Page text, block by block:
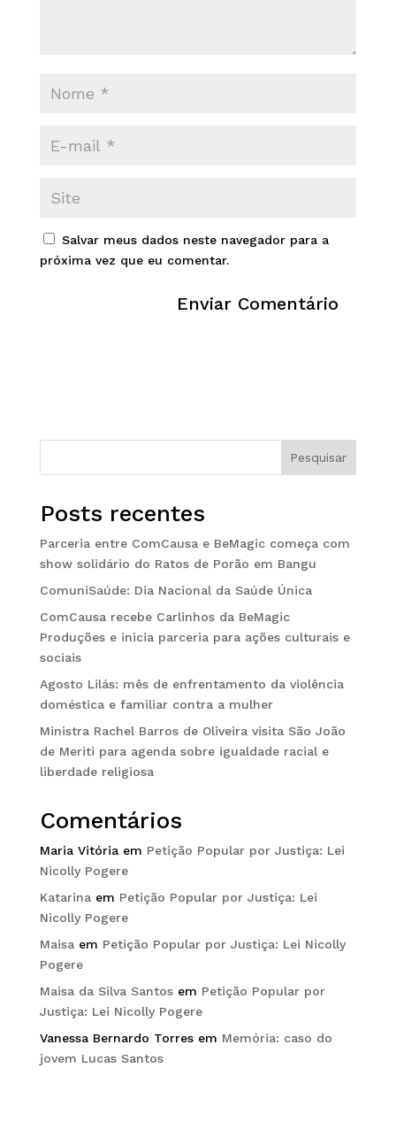
Salvar meus dados neste navegador para a
próxima vez que eu comentar.
Pesquisar
Posts recentes
Parceria entre ComCausa e BeMagic começa com
show solidário do Ratos de Porão em Bangu
ComuniSaúde: Dia Nacional da Saúde Única
ComCausa recebe Carlinhos da BeMagic
Produções e inicia parceria para ações culturais e
sociais
Agosto Lilás: mês de enfrentamento da violência
doméstica e familiar contra a mulher
Ministra Rachel Barros de Oliveira visita São João
de Meriti para agenda sobre igualdade racial e
liberdade religiosa
Comentários
Maria Vitóriaem Petição Popular por Justiça: Lei
Nicolly Pogere
Katarinaem Petição Popular por Justiça: Lei
Nicolly Pogere
Maisaem Petição Popular por Justiça: Lei Nicolly
Pogere
Maisa da Silva Santosem Petição Popular por
Justiça: Lei Nicolly Pogere
Vanessa Bernardo Torresem Memória: caso do
jovem Lucas Santos